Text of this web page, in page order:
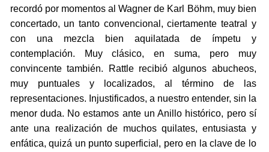
recordó por momentos al Wagner de Karl Böhm, muy bien
concertado, un tanto convencional, ciertamente teatral y
con una mezcla bien aquilatada de ímpetu y
contemplación. Muy clásico, en suma, pero muy
convincente también. Rattle recibió algunos abucheos,
muy puntuales y localizados, al término de las
representaciones. Injustificados, a nuestro entender, sin la
menor duda. No estamos ante un Anillo histórico, pero sí
ante una realización de muchos quilates, entusiasta y
enfática, quizá un punto superficial, pero en la clave de lo